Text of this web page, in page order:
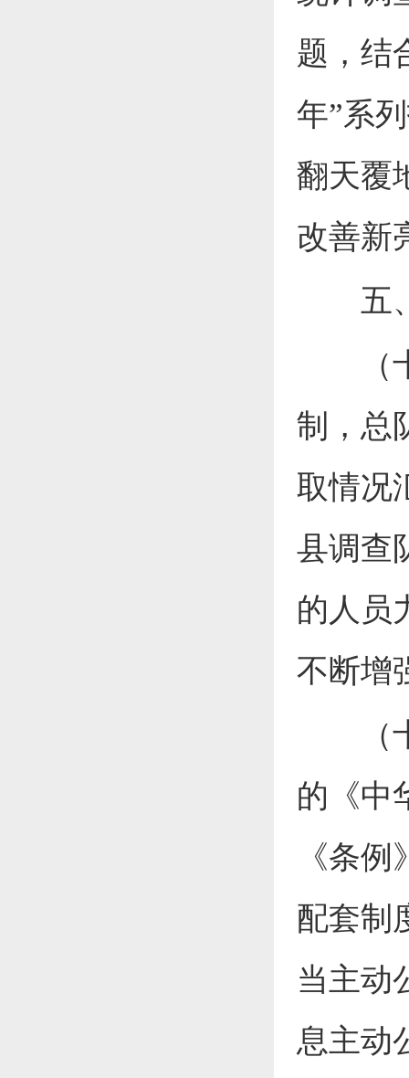
题，结
年”系
翻天覆
改善新
五、
（十
制，总
取情况
县调查
的人员
不断增
（十
的《中
《条
配套制
当主动
息主动